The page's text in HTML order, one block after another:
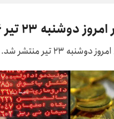
۲۳ تیر ۱۴۰۴
۲۳ تیر منتشر شد.